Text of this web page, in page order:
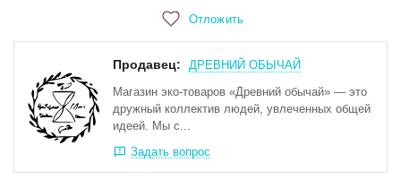
Отложить
Продавец:
ДРЕВНИЙ ОБЫЧАЙ
Магазин эко-товаров «Древний обычай» — это
дружный коллектив людей, увлеченных общей
идеей. Мы с...
Задать вопрос